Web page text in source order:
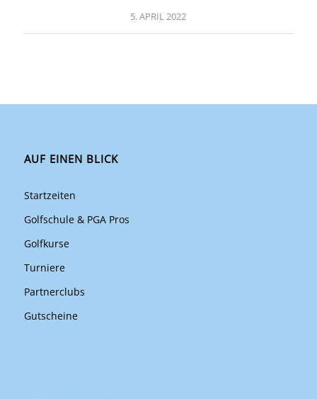
5. APRIL 2022
AUF EINEN BLICK
Startzeiten
Golfschule & PGA Pros
Golfkurse
Turniere
Partnerclubs
Gutscheine